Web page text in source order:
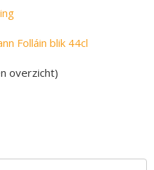
Folláin blik 44cl
overzicht)